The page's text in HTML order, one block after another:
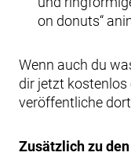
on donuts“
Wenn auch du
dir jetzt kostenlos
veröffentliche
Zusätzlich zu